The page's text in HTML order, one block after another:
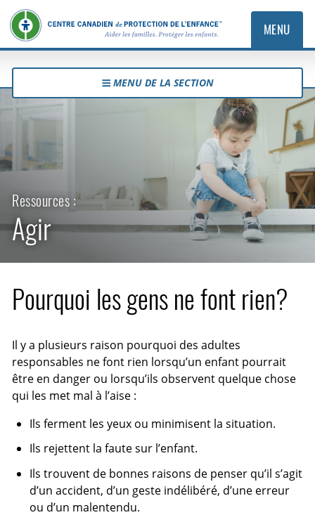
MENU
MENU DE LA SECTION
Ressources :
Agir
Pourquoi les gens ne font rien?
Il y a plusieurs raison pourquoi des adultes
responsables ne font rien lorsqu’un enfant pourrait
être en danger ou lorsqu’ils observent quelque chose
qui les met mal à l’aise :
Ils ferment les yeux ou minimisent la situation.
Ils rejettent la faute sur l’enfant.
Ils trouvent de bonnes raisons de penser qu’il s’agit
d’un accident, d’un geste indélibéré, d’une erreur
ou d’un malentendu.